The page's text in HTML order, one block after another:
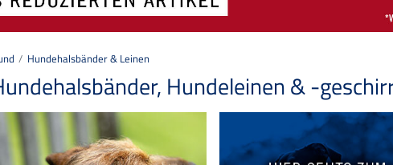
Hundehalsbänder & Leinen
Hundeleinen & -